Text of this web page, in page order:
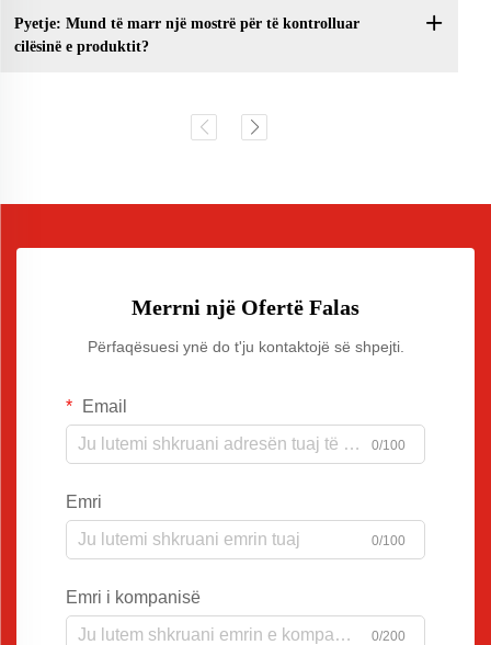
Pyetje: Mund të marr një mostrë për të kontrolluar
cilësinë e produktit?
Merrni një Ofertë Falas
Përfaqësuesi ynë do t'ju kontaktojë së shpejti.
Email
0/100
Emri
0/100
Emri i kompanisë
0/200